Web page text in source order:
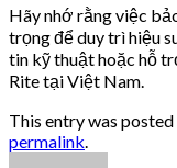
Hãy nhớ rằng việc
trọng để duy trì hiệu
tin kỹ thuật hoặc hỗ
Rite tại Việt Nam.
This entry was posted
permalink